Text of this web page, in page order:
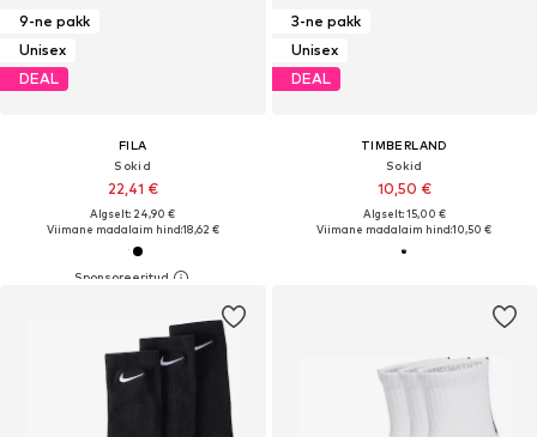
9-ne pakk
Unisex
DEAL
FILA
Sokid
22,41 €
Algselt: 24,90 €
Viimane madalaim hind:18,62 €
3-ne pakk
Unisex
DEAL
TIMBERLAND
Sokid
10,50 €
Algselt: 15,00 €
Viimane madalaim hind:10,50 €